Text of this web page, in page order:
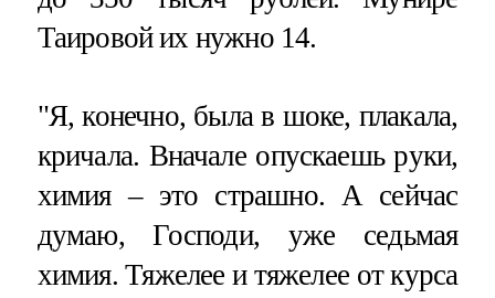
Таировой их нужно 14.
"Я, конечно, была в шоке, плакала,
кричала. Вначале опускаешь руки,
химия – это страшно. А сейчас
думаю, Господи, уже седьмая
химия. Тяжелее и тяжелее от курса